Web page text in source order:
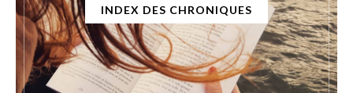
INDEX DES CHRONIQUES